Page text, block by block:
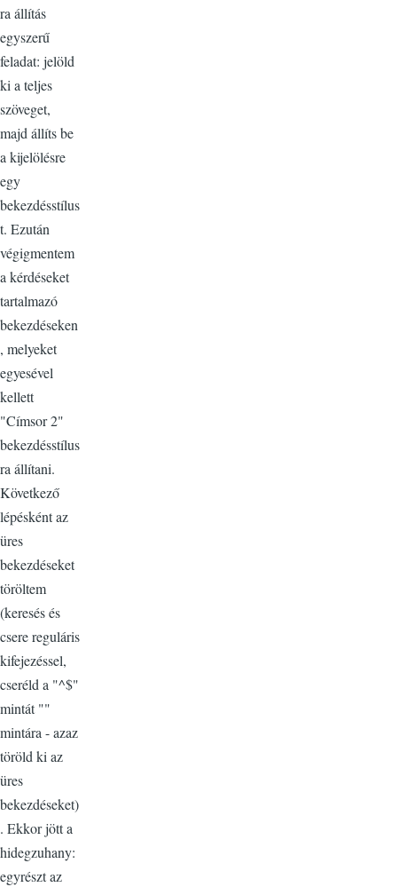
ra állítás
egyszerű
feladat: jelöld
ki a teljes
szöveget,
majd állíts be
a kijelölésre
egy
bekezdésstílus
t. Ezután
végigmentem
a kérdéseket
tartalmazó
bekezdéseken
, melyeket
egyesével
kellett
"Címsor 2"
bekezdésstílus
ra állítani.
Következő
lépésként az
üres
bekezdéseket
töröltem
(keresés és
csere reguláris
kifejezéssel,
cseréld a "^$"
mintát ""
mintára - azaz
töröld ki az
üres
bekezdéseket)
. Ekkor jött a
hidegzuhany:
egyrészt az